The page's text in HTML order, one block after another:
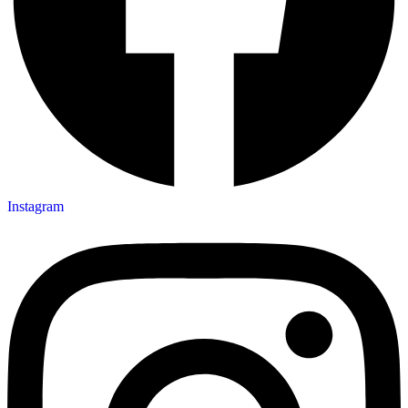
Instagram